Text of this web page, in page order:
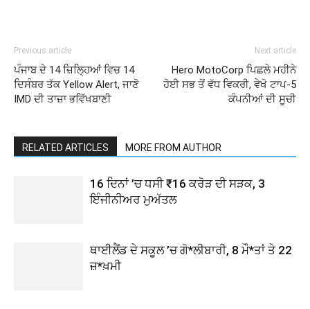
Previous article
ਪੰਜਾਬ ਦੇ 14 ਜ਼ਿਲ੍ਹਿਆਂ ਵਿਚ 14
ਦਿਸੰਬਰ ਤੱਕ Yellow Alert, ਜਾਣੋ
IMD ਦੀ ਤਾਜ਼ਾ ਭਵਿੱਖਬਾਣੀ
Next article
Hero MotoCorp ਪਿਛਲੇ ਮਹੀਨੇ
ਹੋਈ ਸਭ ਤੋਂ ਵੱਧ ਵਿਕਰੀ, ਵੇਖੋ ਟਾਪ-5
ਕੰਪਨੀਆਂ ਦੀ ਸੂਚੀ
RELATED ARTICLES MORE FROM AUTHOR
16 ਦਿਨਾਂ ’ਚ ਧਸੀ ₹16 ਕਰੋੜ ਦੀ ਸੜਕ, 3
ਇੰਜੀਨੀਅਰ ਮੁਅੱਤਲ
ਥਾਈਲੈਂਡ ਦੇ ਸਕੂਲ ’ਚ ਗੋ*ਲੀਬਾਰੀ, 8 ਮੌ*ਤਾਂ ਤੇ 22
ਜ਼*ਖ਼ਮੀ